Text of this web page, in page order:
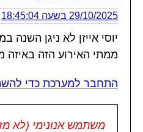
29/10/2025 בשעה 18:45:04
יוסי אייזן לא ניגן השנה
ממתי האירוע הזה באיזה
התחבר למערכת כדי
משתמש אנונימי (לא